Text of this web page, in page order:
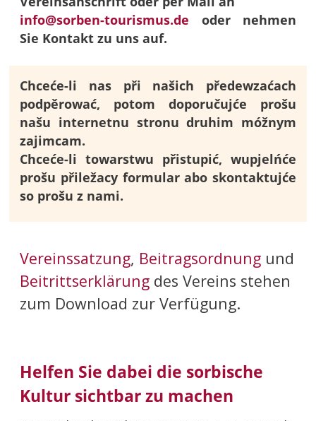
info@sorben-tourismus.de oder nehmen
Sie Kontakt zu uns auf.
Chceće-li nas při našich předewzaćach
podpěrować, potom doporučujće prošu
našu internetnu stronu druhim móžnym
zajimcam.
Chceće-li towarstwu přistupić, wupjelńće
prošu přiležacy formular abo skontaktujće
so prošu z nami.
Vereinssatzung, Beitragsordnung und
Beitrittserklärung des Vereins stehen
zum Download zur Verfügung.
Helfen Sie dabei die sorbische
Kultur sichtbar zu machen